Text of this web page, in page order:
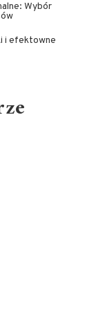
Wybór
i efektowne